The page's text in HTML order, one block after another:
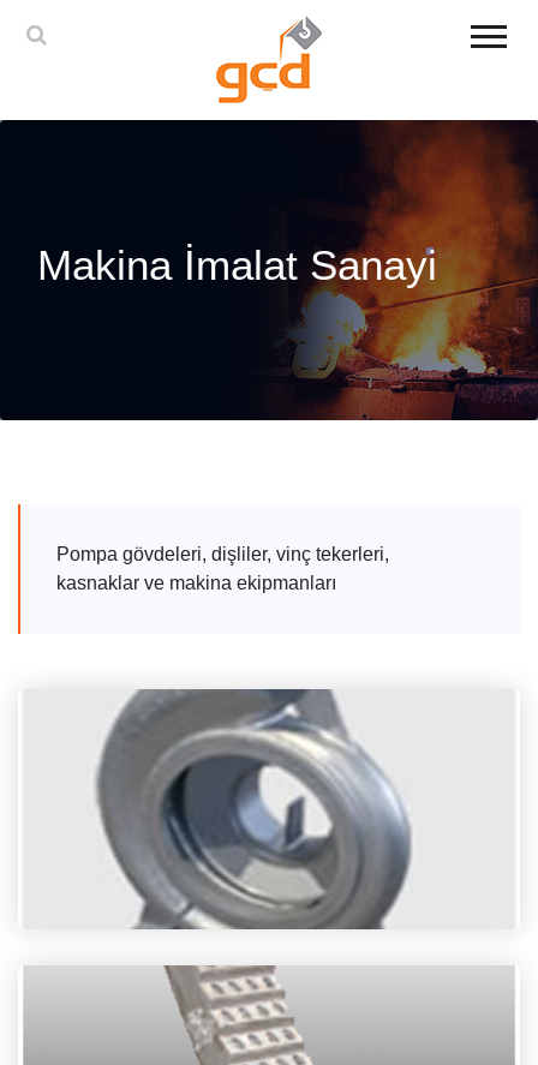
Makina İmalat Sanayi
Pompa gövdeleri, dişliler, vinç tekerleri,
kasnaklar ve makina ekipmanları